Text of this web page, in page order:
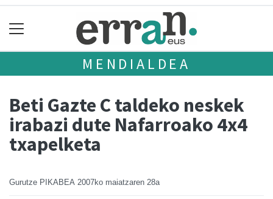
MENDIALDEA
Beti Gazte C taldeko neskek
irabazi dute Nafarroako 4x4
txapelketa
Gurutze PIKABEA 2007ko maiatzaren 28a